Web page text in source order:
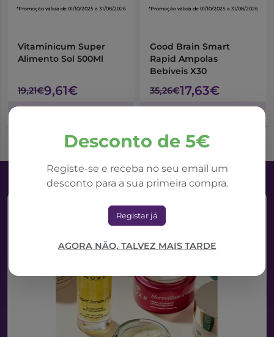
aleitamento e até o finalizar do período de
amamentação.
Modo de utilização:
Aconselha-se a toma de 2 cápsulas por dia com um
Desconto de 5€
Registe-se e receba no seu email um
desconto para a sua primeira compra.
Registar já
AGORA NÃO, TALVEZ MAIS TARDE
*Promoção válida de 01/10/2025 a 31/08/2026
Vitaminicum Super
Alimento Sol 500Ml
19,21€9,61€
*Promoção válida de 01/10/2025 a 31/08/2026
Good Brain Smart
Rapid Ampolas
Bebiveis X30
35,26€17,63€